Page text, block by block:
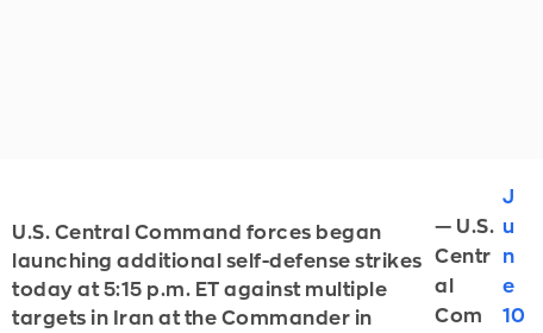
U.S. Central Command forces began
launching additional self-defense strikes
today at 5:15 p.m. ET against multiple
targets in Iran at the Commander in
— U.S.
Centr
al
Com
J
u
n
e
10